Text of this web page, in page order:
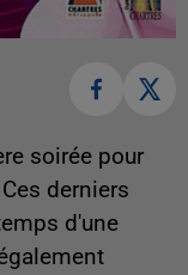
soirée pour
derniers
d'une